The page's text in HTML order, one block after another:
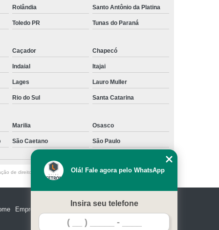
Rolândia Santo Antônio da Platina
Toledo PR Tunas do Paraná
Caçador Chapecó
Indaial Itajai
Lages Lauro Muller
Rio do Sul Santa Catarina
Marilia Osasco
São Caetano
São Paulo
de direito autoral – artigo 184 do Código Penal –Lei 9610/98 - Lei de
Empresa
Olá! Fale agora pelo WhatsApp
Insira seu telefone